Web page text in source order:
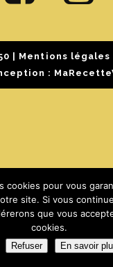
Mentions légales
:
cookies pour vous
site. Si vous
que vous
cookies.
Refuser En savoir